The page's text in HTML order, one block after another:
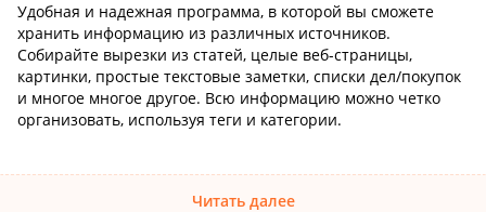
Удобная и надежная программа, в которой вы сможете
хранить информацию из различных источников.
Собирайте вырезки из статей, целые веб-страницы,
картинки, простые текстовые заметки, списки дел/покупок
и многое многое другое. Всю информацию можно четко
организовать, используя теги и категории.
Читать далее